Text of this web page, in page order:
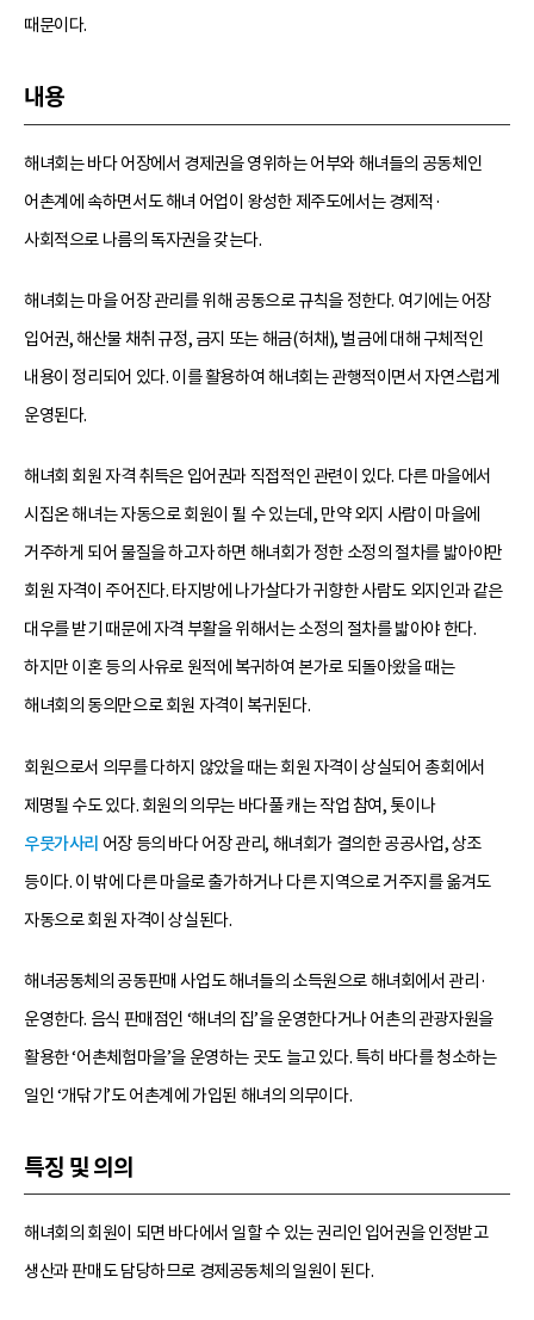
때문이다.
내용
해녀회는 바다 어장에서 경제권을 영위하는 어부와 해녀들의 공동체인
어촌계에 속하면서도 해녀 어업이 왕성한 제주도에서는 경제적·
사회적으로 나름의 독자권을 갖는다.
해녀회는 마을 어장 관리를 위해 공동으로 규칙을 정한다. 여기에는 어장
입어권, 해산물 채취 규정, 금지 또는 해금(허채), 벌금에 대해 구체적인
내용이 정리되어 있다. 이를 활용하여 해녀회는 관행적이면서 자연스럽게
운영된다.
해녀회 회원 자격 취득은 입어권과 직접적인 관련이 있다. 다른 마을에서
시집온 해녀는 자동으로 회원이 될 수 있는데, 만약 외지 사람이 마을에
거주하게 되어 물질을 하고자 하면 해녀회가 정한 소정의 절차를 밟아야만
회원 자격이 주어진다. 타지방에 나가살다가 귀향한 사람도 외지인과 같은
대우를 받기 때문에 자격 부활을 위해서는 소정의 절차를 밟아야 한다.
하지만 이혼 등의 사유로 원적에 복귀하여 본가로 되돌아왔을 때는
해녀회의 동의만으로 회원 자격이 복귀된다.
회원으로서 의무를 다하지 않았을 때는 회원 자격이 상실되어 총회에서
제명될 수도 있다. 회원의 의무는 바다풀 캐는 작업 참여, 톳이나
우뭇가사리 어장 등의 바다 어장 관리, 해녀회가 결의한 공공사업, 상조
등이다. 이 밖에 다른 마을로 출가하거나 다른 지역으로 거주지를 옮겨도
자동으로 회원 자격이 상실된다.
해녀공동체의 공동판매 사업도 해녀들의 소득원으로 해녀회에서 관리·
운영한다. 음식 판매점인 ‘해녀의 집’을 운영한다거나 어촌의 관광자원을
활용한 ‘어촌체험마을’을 운영하는 곳도 늘고 있다. 특히 바다를 청소하는
일인 ‘개닦기’도 어촌계에 가입된 해녀의 의무이다.
특징 및 의의
해녀회의 회원이 되면 바다에서 일할 수 있는 권리인 입어권을 인정받고
생산과 판매도 담당하므로 경제공동체의 일원이 된다.